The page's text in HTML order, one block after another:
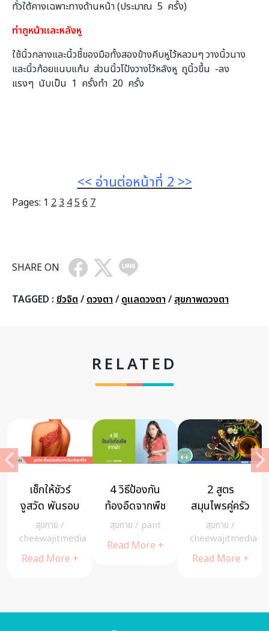
ทั่วใต้คางเฉพาะทางด้านหน้า (ประมาณ 5 ครั้ง)
ท่าถูหน้าและหลังหู
ใช้นิ้วกลางและนิ้วชี้ของมือทั้งสองข้างคีบหูไว้หลวมๆ วางนิ้วนาง
และนิ้วก้อยแนบแก้ม ส่วนนิ้วโป้งวางไว้หลังหู ถูนิ้วขึ้น -ลง
แรงๆ นับเป็น 1 ครั้งทำ 20 ครั้ง
<< อ่านต่อหน้าที่ 2 >>
Pages: 1 2 3 45 6 7
SHARE ON
TAGGED : ชีวจิต / ดวงตา / ดูแลดวงตา / สุขภาพดวงตา
RELATED
TOP 5
อาหารก่อน
นอนที่คนส่วน
ใหญ่กินให้หลับ
สบาย หลับ
สุขกาย
cheewajitmedia
Read More +
รักษาคนโกหก
จากสมองป่วย
และนิสัยส่วน
ตัว ด้วยวิธีง่าย
สุขกาย/admin
Read More +
อาหารลดไข
มันในกระแส
เลือด
HEALTHY
FOOD/Riya
Read More +